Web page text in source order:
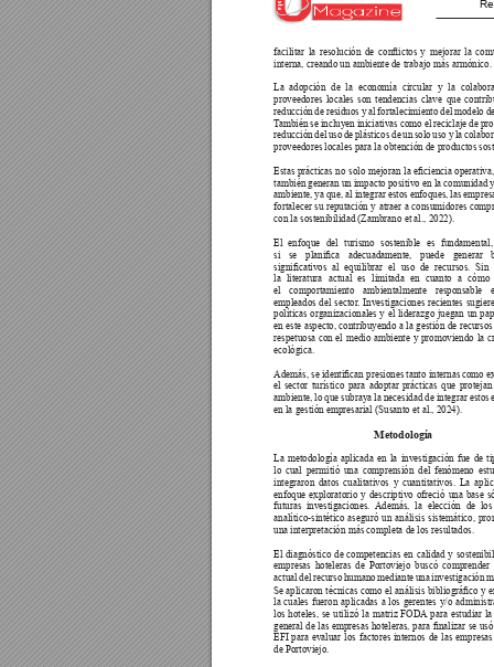
facilitar la resolución de conictos y mejorar la
interna, creando un ambiente de trabajo más armónico.
La adopción de la economía circular y la
proveedores locales son tendencias clave que
reducción de residuos y al fortalecimiento del modelo
También se incluyen iniciativas como el reciclaje de
reducción del uso de plásticos de un solo uso y la
proveedores locales para la obtención de productos
Estas prácticas no solo mejoran la eciencia
también generan un impacto positivo en la comunidad
ambiente, ya que, al integrar estos enfoques, las
fortalecer su reputación y atraer a consumidores
con la sostenibilidad (Zambrano et al., 2022).
El enfoque del turismo sostenible es
si se planica adecuadamente, puede generar
signicativos al equilibrar el uso de recursos. Sin
la literatura actual es limitada en cuanto a
el comportamiento ambientalmente
empleados del sector. Investigaciones recientes
políticas organizacionales y el liderazgo juegan un
en este aspecto, contribuyendo a la gestión de
respetuosa con el medio ambiente y promoviendo la
ecológica.
Además, se identican presiones tanto internas como
el sector turístico para adoptar prácticas que
ambiente, lo que subraya la necesidad de integrar estos
en la gestión empresarial (Susanto et al., 2024).
Metodología
La metodología aplicada en la investigación fue de
lo cual permitió una comprensión del fenómeno
integraron datos cualitativos y cuantitativos. La
enfoque exploratorio y descriptivo ofreció una base
futuras investigaciones. Además, la elección de
analítico-sintético aseguró un análisis sistemático,
una interpretación más completa de los resultados.
El diagnóstico de competencias en calidad y
empresas hoteleras de Portoviejo buscó
actual del recurso humano mediante una investigación
Se aplicaron técnicas como el análisis bibliográco y
la cuales fueron aplicadas a los gerentes y/o
los hoteles, se utilizó la matriz FODA para estudiar
general de las empresas hoteleras, para nalizar se
EFI para evaluar los factores internos de las
de Portoviejo.